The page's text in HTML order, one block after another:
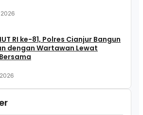
RI ke-81, Polres Cianjur Bangun
dengan Wartawan Lewat